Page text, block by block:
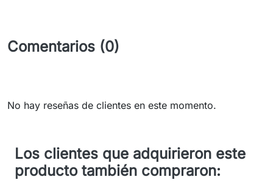
Comentarios (0)
No hay reseñas de clientes en este momento.
Los clientes que adquirieron este
producto también compraron: